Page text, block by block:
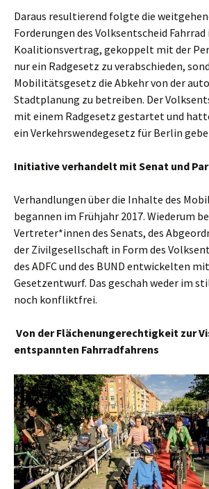
Daraus resultierend folgte die
Forderungen des Volksentscheid Fahrrad
Koalitionsvertrag, gekoppelt mit der
nur ein Radgesetz zu verabschieden,
Mobilitätsgesetz die Abkehr von der
Stadtplanung zu betreiben. Der
mit einem Radgesetz gestartet und
ein Verkehrswendegesetz für Berlin
Initiative verhandelt mit Senat und
Verhandlungen über die Inhalte des
begannen im Frühjahr 2017. Wiederum
Vertreter*innen des Senats, des
der Zivilgesellschaft in Form des
des ADFC und des BUND entwickelten
Gesetzentwurf. Das geschah weder im
noch konfliktfrei.
Von der Flächenungerechtigkeit zur
entspannten Fahrradfahrens